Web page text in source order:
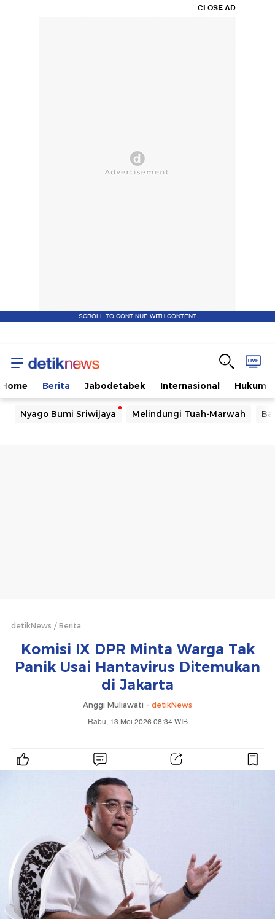
CLOSE AD
SCROLL TO CONTINUE WITH CONTENT
Home Berita Jabodetabek Internasional Hukum
Nyago Bumi Sriwijaya Melindungi Tuah-Marwah
detikNews Berita
Komisi IX DPR Minta Warga Tak
Panik Usai Hantavirus Ditemukan
di Jakarta
Anggi Muliawati - detikNews
Rabu, 13 Mei 2026 08:34 WIB